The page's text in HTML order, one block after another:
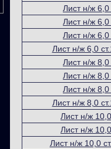
Лист н/ж
Лист н/ж
Лист н/ж
Лист н/ж 6,0
Лист н/ж
Лист н/ж
Лист н/ж
Лист н/ж 8,0
Лист н/ж
Лист н/ж
Лист н/ж 10,0